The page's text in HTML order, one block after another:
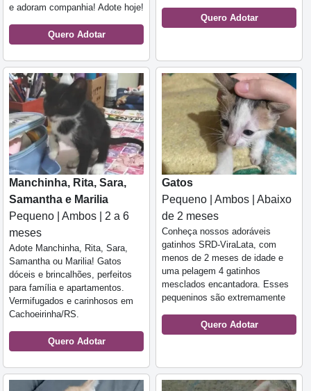
e adoram companhia! Adote hoje!
Quero Adotar
Quero Adotar
Manchinha, Rita, Sara,
Samantha e Marilia
Pequeno | Ambos | 2 a 6
meses
Adote Manchinha, Rita, Sara,
Samantha ou Marilia! Gatos
dóceis e brincalhões, perfeitos
para família e apartamentos.
Vermifugados e carinhosos em
Cachoeirinha/RS.
Quero Adotar
Gatos
Pequeno | Ambos | Abaixo
de 2 meses
Conheça nossos adoráveis
gatinhos SRD-ViraLata, com
menos de 2 meses de idade e
uma pelagem 4 gatinhos
mesclados encantadora. Esses
pequeninos são extremamente
Quero Adotar